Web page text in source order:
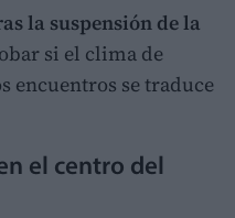
la suspensión de la
si el clima de
encuentros se traduce
el centro del